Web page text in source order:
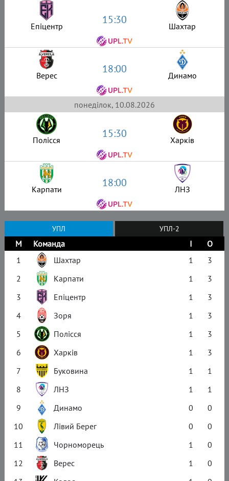
Епіцентр 15:30 Шахтар
Верес 18:00 Динамо
понеділок, 10.08.2026
Полісся 15:30 Харків
Карпати 18:00 ЛНЗ
УПЛ УПЛ-2
М Команда І
О
1
Шахтар 1
3
2
Карпати 1
3
3
Епіцентр 1
3
4
Зоря 1
3
5
Полісся 1
3
6
Харків 1
3
7
Буковина 1
1
8
ЛНЗ 1
1
9
Динамо 0
0
10
Лівий Берег 0
0
11
Чорноморець 1
0
12
Верес 1
0